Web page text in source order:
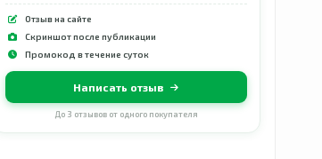
Отзыв на сайте
Скриншот после публикации
Промокод в течение суток
Написать отзыв
До 3 отзывов от одного покупателя